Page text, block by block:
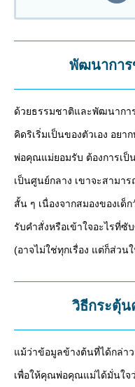
พัฒนาการ
ด้วยธรรมชาติและพัฒนาการ
คิดริเริ่มเป็นของตัวเอง อยา
พ่อคุณแม่ยอมรับ ต้องการเป็น
เป็นศูนย์กลาง เขาจะสามา
สั้น ๆ เนื่องจากสมองของเด็
รับคำสั่งหรือเข้าใจอะไรที่ซั
(อาจไม่ใช่ทุกเรื่อง แต่ก็ส่วน
วิธีกระตุ้
แม้ว่าข้อมูลข้างต้นที่ได้กล่า
เพื่อให้คุณพ่อคุณแม่ได้มั่นใจ